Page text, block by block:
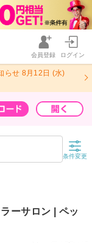
会員登録 ログイン
らせ 8月12日 (水)
条件変更
ーサロン | ペッ